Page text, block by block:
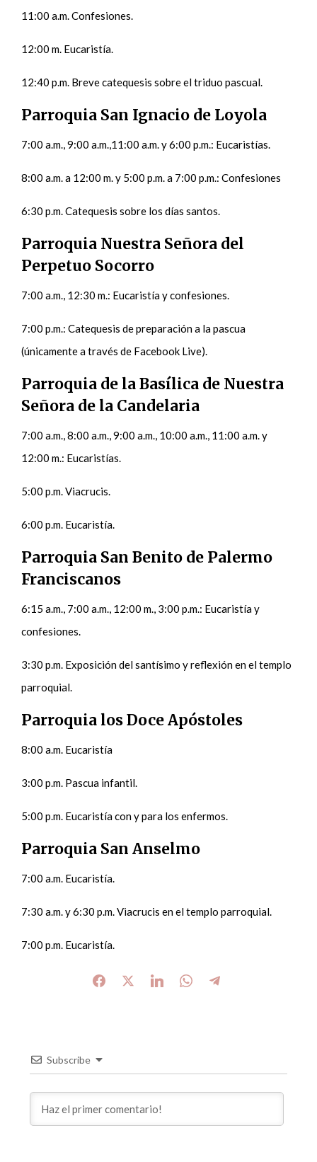
11:00 a.m. Confesiones.
12:00 m. Eucaristía.
12:40 p.m. Breve catequesis sobre el triduo pascual.
Parroquia San Ignacio de Loyola
7:00 a.m., 9:00 a.m.,11:00 a.m. y 6:00 p.m.: Eucaristías.
8:00 a.m. a 12:00 m. y 5:00 p.m. a 7:00 p.m.: Confesiones
6:30 p.m. Catequesis sobre los días santos.
Parroquia Nuestra Señora del
Perpetuo Socorro
7:00 a.m., 12:30 m.: Eucaristía y confesiones.
7:00 p.m.: Catequesis de preparación a la pascua
(únicamente a través de Facebook Live).
Parroquia de la Basílica de Nuestra
Señora de la Candelaria
7:00 a.m., 8:00 a.m., 9:00 a.m., 10:00 a.m., 11:00 a.m. y
12:00 m.: Eucaristías.
5:00 p.m. Viacrucis.
6:00 p.m. Eucaristía.
Parroquia San Benito de Palermo
Franciscanos
6:15 a.m., 7:00 a.m., 12:00 m., 3:00 p.m.: Eucaristía y
confesiones.
3:30 p.m. Exposición del santísimo y reflexión en el templo
parroquial.
Parroquia los Doce Apóstoles
8:00 a.m. Eucaristía
3:00 p.m. Pascua infantil.
5:00 p.m. Eucaristía con y para los enfermos.
Parroquia San Anselmo
7:00 a.m. Eucaristía.
7:30 a.m. y 6:30 p.m. Viacrucis en el templo parroquial.
7:00 p.m. Eucaristía.
Subscribe